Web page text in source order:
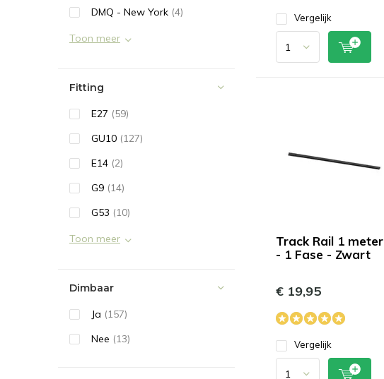
Vergelijk
Track Rail 1 meter
- 1 Fase - Zwart
€ 19,95
Vergelijk
DMQ - New York (4)
Toon meer
Fitting
E27 (59)
GU10 (127)
E14 (2)
G9 (14)
G53 (10)
Toon meer
Dimbaar
Ja (157)
Nee (13)